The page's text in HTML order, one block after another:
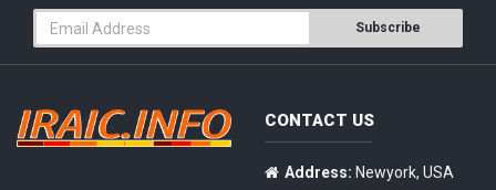
Subscribe
CONTACT US
Address: Newyork, USA